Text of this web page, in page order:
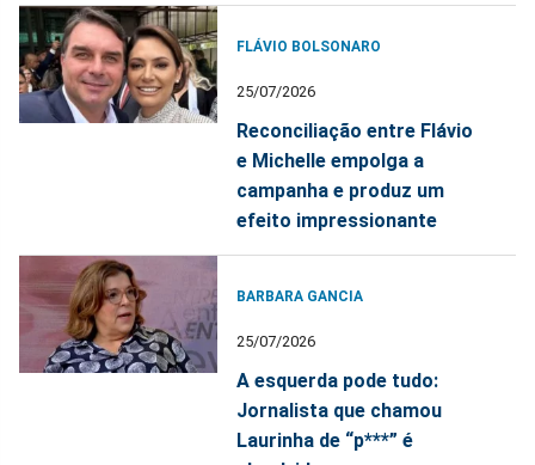
FLÁVIO BOLSONARO
25/07/2026
Reconciliação entre Flávio
e Michelle empolga a
campanha e produz um
efeito impressionante
BARBARA GANCIA
25/07/2026
A esquerda pode tudo:
Jornalista que chamou
Laurinha de “p***” é